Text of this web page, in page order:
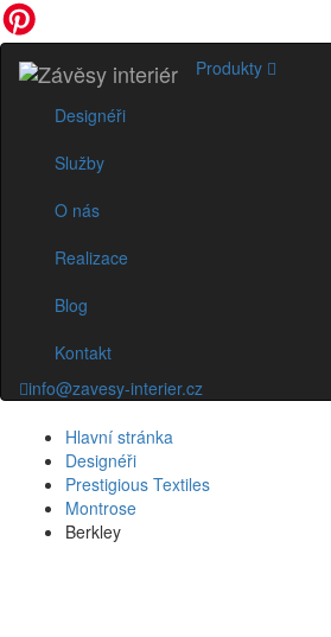
Produkty
Designéři
Služby
O nás
Realizace
Blog
Kontakt
info@zavesy-interier.cz
Hlavní stránka
Designéři
Prestigious Textiles
Montrose
Berkley